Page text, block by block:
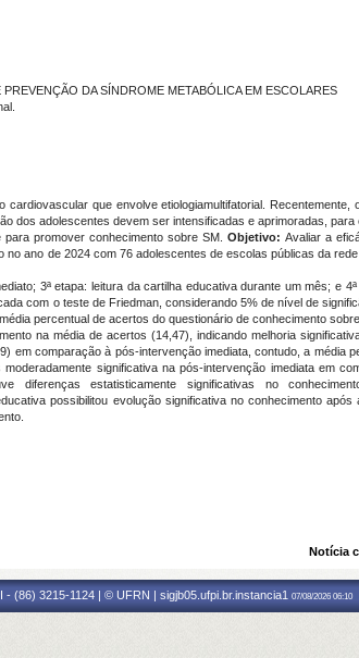
DA SÍNDROME METABÓLICA EM ESCOLARES
que envolve etiologiamultifatorial.
adolescentes devem ser intensificadas e aprimoradas,
promover conhecimento sobre SM. Objetivo: Avaliar a
no ano de 2024 com 76 adolescentes de escolas públicas da
3ª etapa: leitura da cartilha educativa durante um mês; e
com o teste de Friedman, considerando 5% de nível de
percentual de acertos do questionário de conhecimento
na média de acertos (14,47), indicando melhoria
comparação à pós-intervenção imediata, contudo, a média
significativa na pós-intervenção imediata em
estatisticamente significativas no
possibilitou evolução significativa no conhecimento após
Notícia
(86) 3215-1124 | © UFRN | sigjb05.ufpi.br.instancia1 07/08/2026 06:10